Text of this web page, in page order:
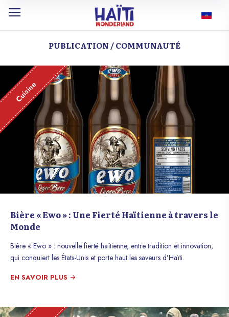
PUBLICATION / COMMUNAUTÉ
Cuisine
Bière « Ewo » : Une Fierté Haïtienne à travers le
Monde
Bière « Ewo » : nouvelle fierté haïtienne, entre tradition et innovation,
qui conquiert les États-Unis et porte haut les saveurs d’Haïti.
EN SAVOIR PLUS